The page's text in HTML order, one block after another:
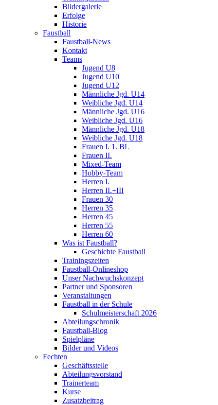
Bildergalerie
Erfolge
Historie
Faustball
Faustball-News
Kontakt
Teams
Jugend U8
Jugend U10
Jugend U12
Männliche Jgd. U14
Weibliche Jgd. U14
Männliche Jgd. U16
Weibliche Jgd. U16
Männliche Jgd. U18
Weibliche Jgd. U18
Frauen I. 1. BL
Frauen II.
Mixed-Team
Hobby-Team
Herren I.
Herren II.+III
Frauen 30
Herren 35
Herren 45
Herren 55
Herren 60
Was ist Faustball?
Geschichte Faustball
Trainingszeiten
Faustball-Onlineshop
Unser Nachwuchskonzept
Partner und Sponsoren
Veranstaltungen
Faustball in der Schule
Schulmeisterschaft 2026
Abteilungschronik
Faustball-Blog
Spielpläne
Bilder und Videos
Fechten
Geschäftsstelle
Abteilungsvorstand
Trainerteam
Kurse
Zusatzbeitrag